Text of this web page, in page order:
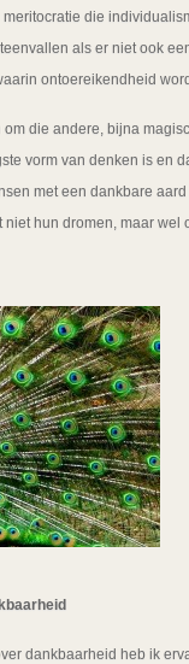
die
als er niet ook
ontoereikendheid
die andere, bijna
vorm van denken is en
met een dankbare
niet hun dromen, maar
dankbaarheid heb ik